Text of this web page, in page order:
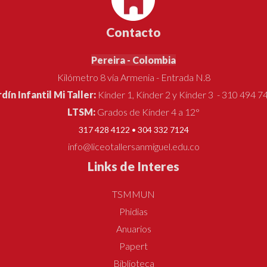
Contacto
Pereira - Colombia
Kilómetro 8 vía Armenia - Entrada N.8
Infantil Mi Taller: Kínder 1, Kínder 2 y Kínder 3 - 310 494
LTSM: Grados de Kínder 4 a 12°
317 428 4122 • 304 332 7124
info@liceotallersanmiguel.edu.co
Links de Interes
TSMMUN
Phidias
Anuarios
Papert
Biblioteca